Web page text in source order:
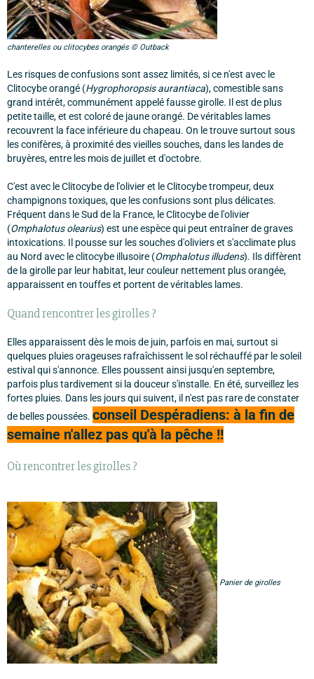
chanterelles ou clitocybes orangés © Outback
Les risques de confusions sont assez limités, si ce n'est avec le
Clitocybe orangé (Hygrophoropsis aurantiaca), comestible sans
grand intérêt, communément appelé fausse girolle. Il est de plus
petite taille, et est coloré de jaune orangé. De véritables lames
recouvrent la face inférieure du chapeau. On le trouve surtout sous
les conifères, à proximité des vieilles souches, dans les landes de
bruyères, entre les mois de juillet et d'octobre.
C'est avec le Clitocybe de l'olivier et le Clitocybe trompeur, deux
champignons toxiques, que les confusions sont plus délicates.
Fréquent dans le Sud de la France, le Clitocybe de l'olivier
(Omphalotus olearius) est une espèce qui peut entraîner de graves
intoxications. Il pousse sur les souches d'oliviers et s'acclimate plus
au Nord avec le clitocybe illusoire (Omphalotus illudens). Ils diffèrent
de la girolle par leur habitat, leur couleur nettement plus orangée,
apparaissent en touffes et portent de véritables lames.
Quand rencontrer les girolles ?
Elles apparaissent dès le mois de juin, parfois en mai, surtout si
quelques pluies orageuses rafraîchissent le sol réchauffé par le soleil
estival qui s'annonce. Elles poussent ainsi jusqu'en septembre,
parfois plus tardivement si la douceur s'installe. En été, surveillez les
fortes pluies. Dans les jours qui suivent, il n'est pas rare de constater
de belles poussées. conseil Despéradiens: à la fin de
semaine n'allez pas qu'à la pêche !!
Où rencontrer les girolles ?
Panier de girolles